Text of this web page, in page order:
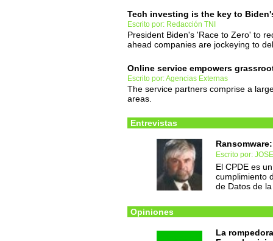
Tech investing is the key to
Escrito por: Redacción TNI
President Biden's 'Race to Zero' to
ahead companies are jockeying to
Online service empowers
Escrito por: Agencias Externas
The service partners comprise a
areas.
Entrevistas
Escrito por:
El CPDE es
cumplimiento
de Datos de
Opiniones
La